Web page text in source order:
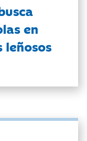
en
leñosos